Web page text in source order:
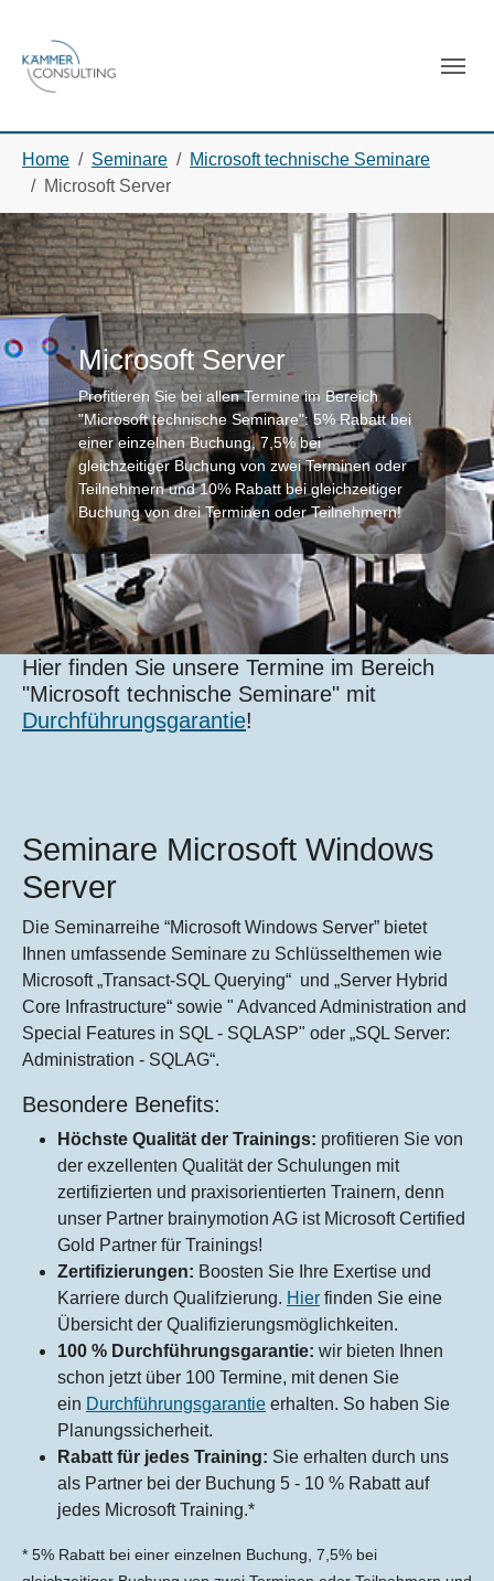
Home Seminare
Microsoft technische Seminare
Microsoft Server
Microsoft Server
Profitieren Sie bei allen Termine im Bereich
"Microsoft technische Seminare": 5% Rabatt bei
einer einzelnen Buchung, 7,5% bei
gleichzeitiger Buchung von zwei Terminen oder
Teilnehmern und 10% Rabatt bei gleichzeitiger
Buchung von drei Terminen oder Teilnehmern!
Hier finden Sie unsere Termine im Bereich
"Microsoft technische Seminare" mit
Durchführungsgarantie!
Seminare Microsoft Windows
Server
Die Seminarreihe “Microsoft Windows Server” bietet
Ihnen umfassende Seminare zu Schlüsselthemen wie
Microsoft „Transact-SQL Querying“ und „Server Hybrid
Core Infrastructure“ sowie " Advanced Administration and
Special Features in SQL - SQLASP" oder „SQL Server:
Administration - SQLAG“.
Besondere Benefits:
Höchste Qualität der Trainings: profitieren Sie von
der exzellenten Qualität der Schulungen mit
zertifizierten und praxisorientierten Trainern, denn
unser Partner brainymotion AG ist Microsoft Certified
Gold Partner für Trainings!
Zertifizierungen: Boosten Sie Ihre Exertise und
Karriere durch Qualifzierung. Hier finden Sie eine
Übersicht der Qualifizierungsmöglichkeiten.
100 % Durchführungsgarantie: wir bieten Ihnen
schon jetzt über 100 Termine, mit denen Sie
ein Durchführungsgarantie erhalten. So haben Sie
Planungssicherheit.
Rabatt für jedes Training: Sie erhalten durch uns
als Partner bei der Buchung 5 - 10 % Rabatt auf
jedes Microsoft Training.*
* 5% Rabatt bei einer einzelnen Buchung, 7,5% bei